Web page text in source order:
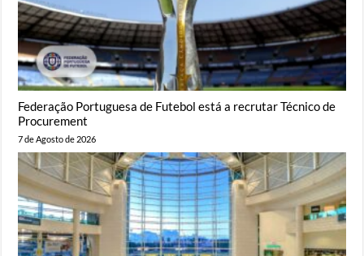
Federação Portuguesa de Futebol está a recrutar Técnico de
Procurement
7 de Agosto de 2026